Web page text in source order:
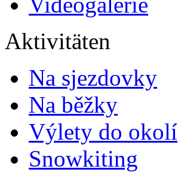
Aktivitäten
Na sjezdovky
Na běžky
Výlety do okolí
Snowkiting